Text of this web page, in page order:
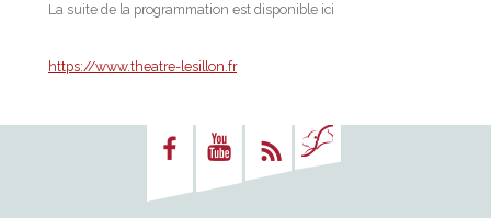
La suite de la programmation est disponible ici
https://www.theatre-lesillon.fr